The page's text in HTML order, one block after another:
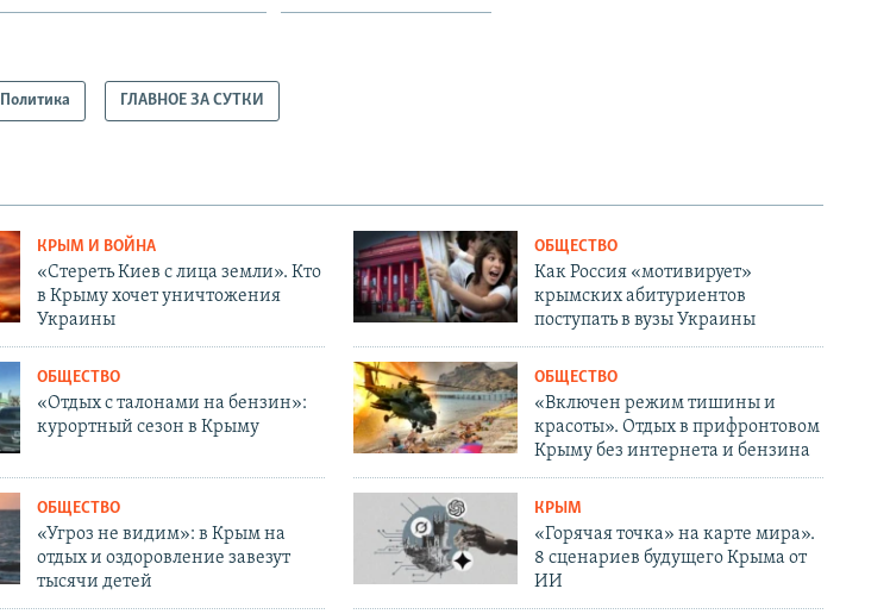
Политика ГЛАВНОЕ ЗА СУТКИ
КРЫМ И ВОЙНА
«Стереть Киев с лица земли». Кто
в Крыму хочет уничтожения
Украины
ОБЩЕСТВО
Как Россия «мотивирует»
крымских абитуриентов
поступать в вузы Украины
ОБЩЕСТВО
«Отдых с талонами на бензин»:
курортный сезон в Крыму
ОБЩЕСТВО
«Включен режим тишины и
красоты». Отдых в прифронтовом
Крыму без интернета и бензина
ОБЩЕСТВО
«Угроз не видим»: в Крым на
отдых и оздоровление завезут
тысячи детей
КРЫМ
«Горячая точка» на карте мира».
8 сценариев будущего Крыма от
ИИ